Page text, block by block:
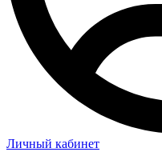
Личный кабинет